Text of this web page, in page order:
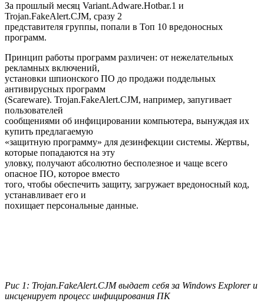
За прошлый месяц Variant.Adware.Hotbar.1 и
Trojan.FakeAlert.CJM, сразу 2
представителя группы, попали в Топ 10 вредоносных
программ.
Принцип работы программ различен: от нежелательных
рекламных включений,
установки шпионского ПО до продажи поддельных
антивирусных программ
(Scareware). Trojan.FakeAlert.CJM, например, запугивает
пользователей
сообщениями об инфицировании компьютера, вынуждая их
купить предлагаемую
«защитную программу» для дезинфекции системы. Жертвы,
которые попадаются на эту
уловку, получают абсолютно бесполезное и чаще всего
опасное ПО, которое вместо
того, чтобы обеспечить защиту, загружает вредоносный код,
устанавливает его и
похищает персональные данные.
Рис 1: Trojan.FakeAlert.CJM выдает себя за Windows Explorer и
инсценирует процесс инфицирования ПК